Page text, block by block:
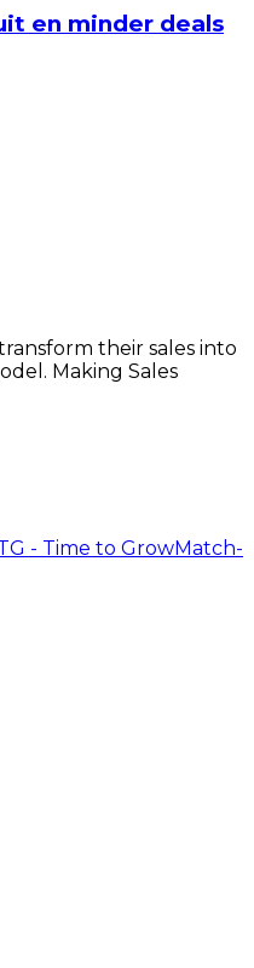
en minder deals
their sales into
Making Sales
- Time to GrowMatch-